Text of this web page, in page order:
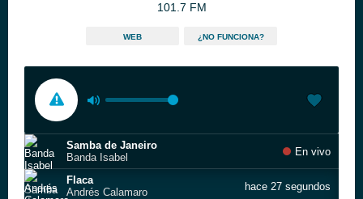
101.7 FM
WEB ¿NO FUNCIONA?
Samba de Janeiro
Banda Isabel
En vivo
Flaca
Andrés Calamaro
hace 27 segundos